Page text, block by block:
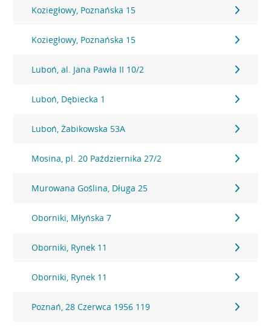
Koziegłowy, Poznańska 15
Koziegłowy, Poznańska 15
Luboń, al. Jana Pawła II 10/2
Luboń, Dębiecka 1
Luboń, Żabikowska 53A
Mosina, pl. 20 Października 27/2
Murowana Goślina, Długa 25
Oborniki, Młyńska 7
Oborniki, Rynek 11
Oborniki, Rynek 11
Poznań, 28 Czerwca 1956 119